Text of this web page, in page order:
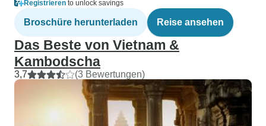
Registrieren to unlock savings
Broschüre herunterladen Reise ansehen
Das Beste von Vietnam &
Kambodscha
3,7 (3 Bewertungen)